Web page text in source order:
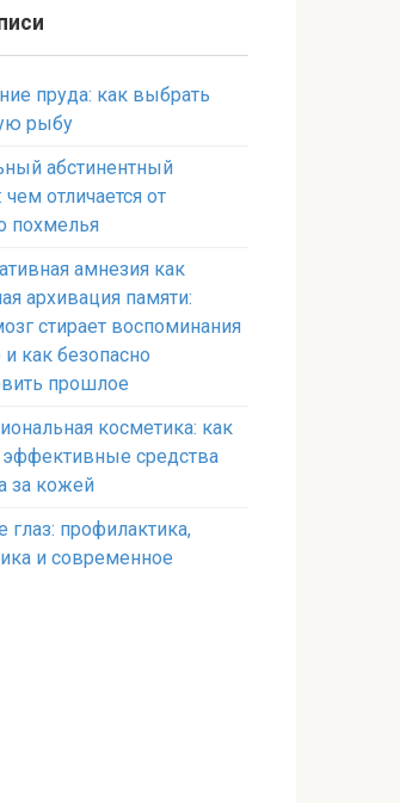
пруда: как выбрать
рыбу
абстинентный
отличается от
похмелья
амнезия как
архивация памяти:
стирает воспоминания
как безопасно
прошлое
косметика: как
средства
за кожей
глаз: профилактика,
и современное